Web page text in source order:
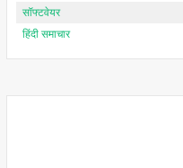
सॉफ्टवेयर
हिंदी समाचार